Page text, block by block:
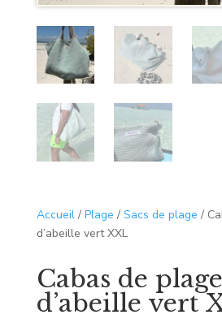
Accueil/ Plage / Sacs de plage /
d’abeille vert XXL
Cabas de
d’abeille vert